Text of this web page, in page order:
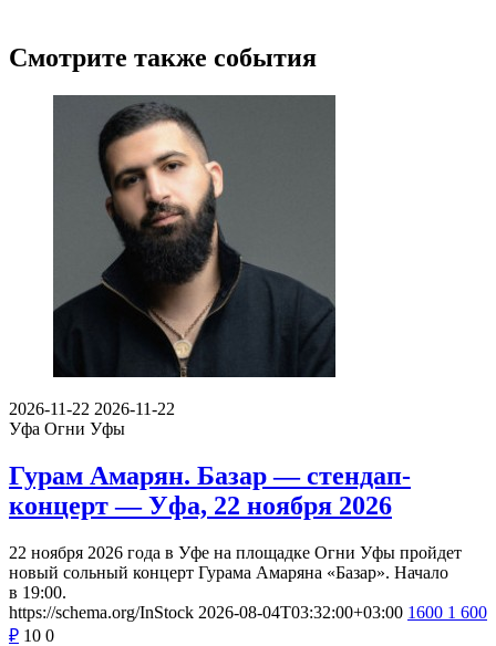
Смотрите также события
2026-11-22 2026-11-22
Уфа Огни Уфы
Гурам Амарян. Базар — стендап-
концерт — Уфа, 22 ноября 2026
22 ноября 2026 года в Уфе на площадке Огни Уфы пройдет
новый сольный концерт Гурама Амаряна «Базар». Начало
в 19:00.
https://schema.org/InStock 2026-08-04T03:32:00+03:00 1600 1 600
₽ 10 0